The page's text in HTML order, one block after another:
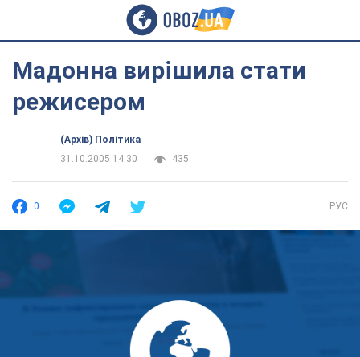
Мадонна вирішила стати
режисером
(Архів) Політика
31.10.2005 14:30
435
0 РУС